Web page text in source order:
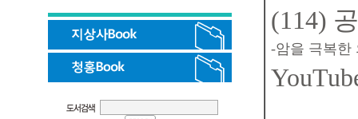
(114)
-암을 극복한